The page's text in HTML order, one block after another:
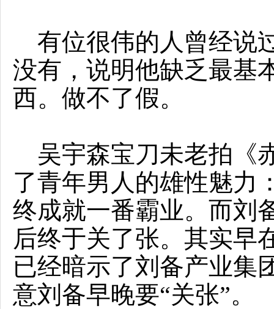
有位很伟的人曾经说
没有，说明他缺乏最基
西。做不了假。
吴宇森宝刀未老拍《
了青年男人的雄性魅力
终成就一番霸业。而刘
后终于关了张。其实早
已经暗示了刘备产业
意刘备早晚要“关张”。